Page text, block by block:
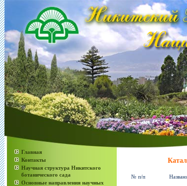
Главная
Контакты
Научная структура Никитского
ботанического сада
Основные направления научных
№ п/п